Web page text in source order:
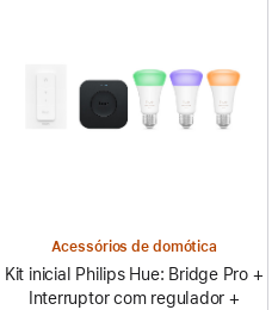
Acessórios de domótica
Kit inicial Philips Hue: Bridge Pro +
Interruptor com regulador +